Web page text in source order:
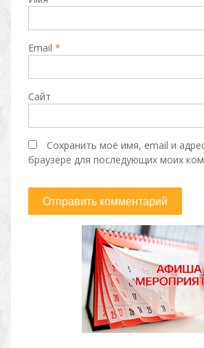
Email *
Сайт
Сохранить моё имя, email и
браузере для последующих моих